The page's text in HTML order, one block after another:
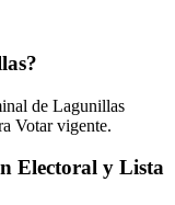
de Lagunillas
Votar vigente.
Electoral y Lista